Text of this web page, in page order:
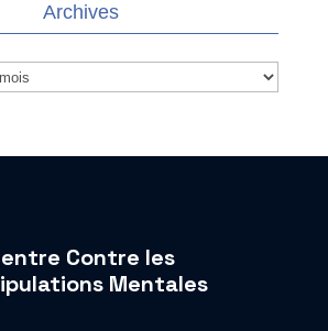
Archives
Contre les
Mentales